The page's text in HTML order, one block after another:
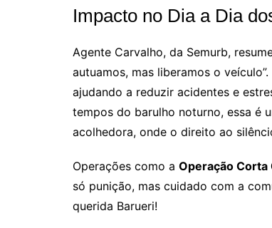
Impacto no Dia a Dia
Agente Carvalho, da Semurb,
autuamos, mas liberamos o
ajudando a reduzir acidentes e
tempos do barulho noturno, essa é
acolhedora, onde o direito ao
Operações como a Operação
só punição, mas cuidado com a
querida Barueri!